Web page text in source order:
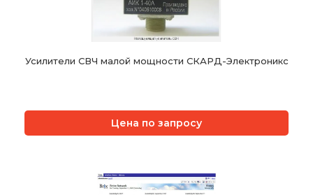
Усилители СВЧ малой мощности СКАРД-Электроникс
Цена по запросу